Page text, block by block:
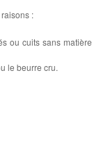
:
ou cuits sans matière
le beurre cru.